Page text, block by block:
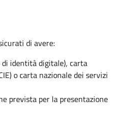
di avere:
di identità digitale), carta
o carta nazionale dei servizi
prevista per la presentazione